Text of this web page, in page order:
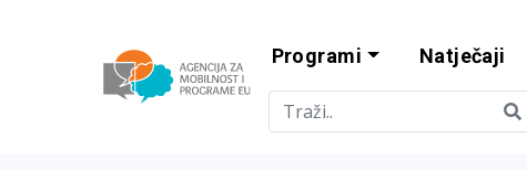
Agencija za
Programi Natječaji